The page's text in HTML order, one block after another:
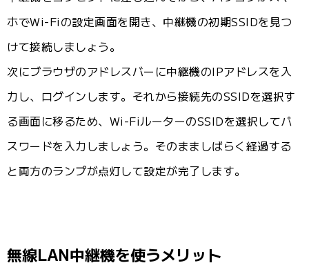
ホでWi-Fiの設定画面を開き、中継機の初期SSIDを見つ
けて接続しましょう。
次にブラウザのアドレスバーに中継機のIPアドレスを入
力し、ログインします。それから接続先のSSIDを選択す
る画面に移るため、Wi-FiルーターのSSIDを選択してパ
スワードを入力しましょう。そのまましばらく経過する
と両方のランプが点灯して設定が完了します。
無線LAN中継機を使うメリット